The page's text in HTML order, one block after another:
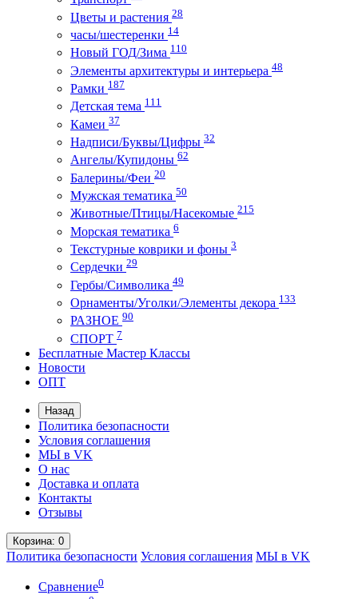
Цветы и растения 28
часы/шестеренки 14
Новый ГОД/Зима 110
Элементы архитектуры и интерьера 48
Рамки 187
Детская тема 111
Камеи 37
Надписи/Буквы/Цифры 32
Ангелы/Купидоны 62
Балерины/Феи 20
Мужская тематика 50
Животные/Птицы/Насекомые 215
Морская тематика 6
Текстурные коврики и фоны 3
Сердечки 29
Гербы/Символика 49
Орнаменты/Уголки/Элементы декора 133
РАЗНОЕ 90
СПОРТ 7
Бесплатные Мастер Классы
Новости
ОПТ
Назад
Политика безопасности
Условия соглашения
МЫ в VK
О нас
Доставка и оплата
Контакты
Отзывы
Корзина: 0
Политика безопасности Условия соглашения МЫ в VK
Сравнение0